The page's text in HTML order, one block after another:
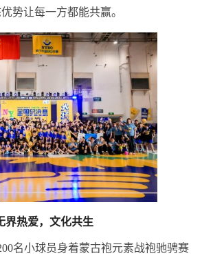
势让每一方都能共赢。
界热爱，文化共生
名小球员身着蒙古袍元素战袍驰骋赛